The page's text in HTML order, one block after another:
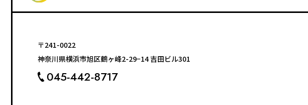
〒241-0022
神奈川県横浜市旭区鶴ヶ峰2-29−14 吉田ビル301
045-442-8717